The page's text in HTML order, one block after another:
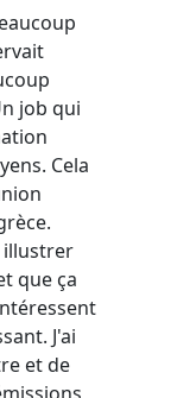
job qui
Cela
illustrer
que ça
J'ai
et de